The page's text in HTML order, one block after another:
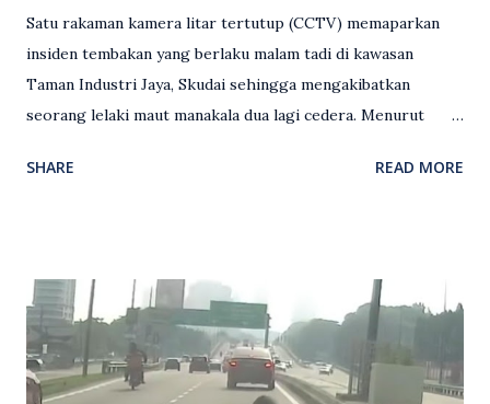
Satu rakaman kamera litar tertutup (CCTV) memaparkan
insiden tembakan yang berlaku malam tadi di kawasan
Taman Industri Jaya, Skudai sehingga mengakibatkan
seorang lelaki maut manakala dua lagi cedera. Menurut
kejadian berlaku sekitar jam 11 malam dan pihak polis
hiburan di kawasan berkenaan. Seorang mangsa disahkan
meninggal dunia di lokasi kejadian akibat terkena tembakan,
manakala seorang lagi mangsa mengalami kecederaan.
Turut dipercayai terdapat seorang lagi individu cedera
SHARE READ MORE